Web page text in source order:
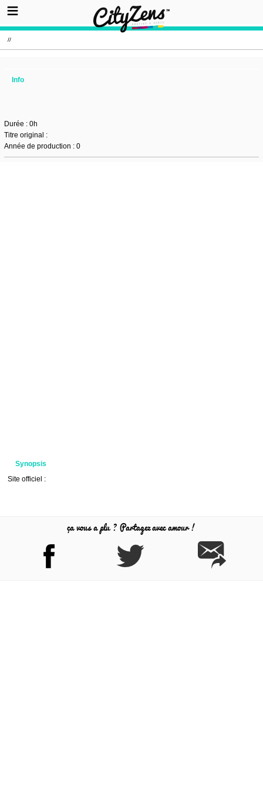
//
Info
Durée : 0h
Titre original :
Année de production : 0
Synopsis
Site officiel :
ça vous a plu ? Partagez avec amour !